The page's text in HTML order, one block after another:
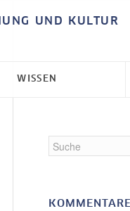
UND KULTUR
WISSEN